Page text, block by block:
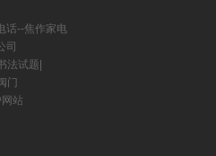
话--焦作家电
司
法试题|
门
站